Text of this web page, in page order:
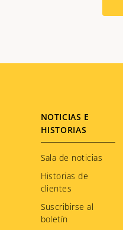
NOTICIAS E
HISTORIAS
Sala de noticias
Historias de
clientes
Suscribirse al
boletín